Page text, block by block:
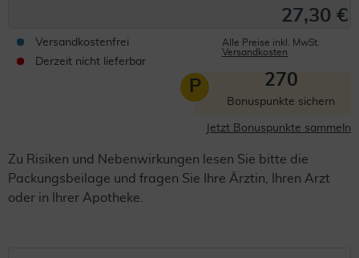
27,30 €
Versandkostenfrei
Derzeit nicht lieferbar
Alle Preise inkl. MwSt.
Versandkosten
P 270
Bonuspunkte sichern
Jetzt Bonuspunkte sammeln
Zu Risiken und Nebenwirkungen lesen Sie bitte die
Packungsbeilage und fragen Sie Ihre Ärztin, Ihren Arzt
oder in Ihrer Apotheke.